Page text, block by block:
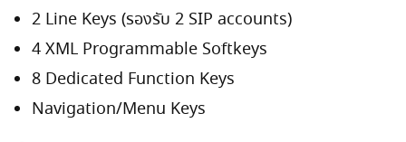
2 Line Keys (รองรับ 2 SIP accounts)
4 XML Programmable Softkeys
8 Dedicated Function Keys
Navigation/Menu Keys